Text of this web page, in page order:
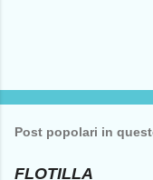
Post popolari in
FLOTILLA